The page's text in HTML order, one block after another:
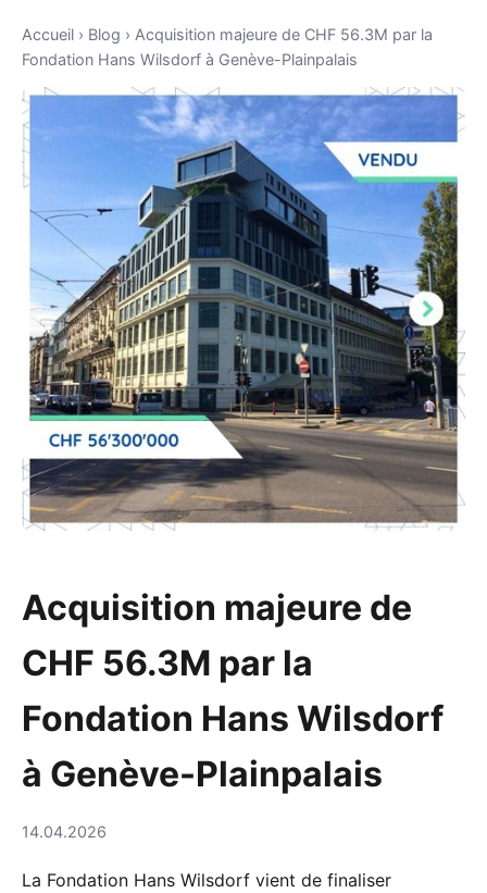
Accueil › Blog › Acquisition majeure de CHF 56.3M par la
Fondation Hans Wilsdorf à Genève-Plainpalais
Acquisition majeure de
CHF 56.3M par la
Fondation Hans Wilsdorf
à Genève-Plainpalais
14.04.2026
La Fondation Hans Wilsdorf vient de finaliser